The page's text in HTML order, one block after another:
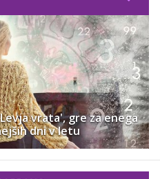
vrata', gre za enega
dni v letu